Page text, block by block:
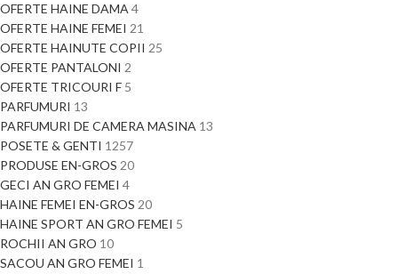
OFERTE HAINE DAMA 4
OFERTE HAINE FEMEI 21
OFERTE HAINUTE COPII 25
OFERTE PANTALONI 2
OFERTE TRICOURI F 5
PARFUMURI 13
PARFUMURI DE CAMERA MASINA 13
POSETE & GENTI 1257
PRODUSE EN-GROS 20
GECI AN GRO FEMEI 4
HAINE FEMEI EN-GROS 20
HAINE SPORT AN GRO FEMEI 5
ROCHII AN GRO 10
SACOU AN GRO FEMEI 1